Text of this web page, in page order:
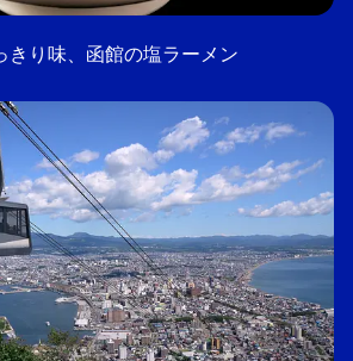
きり味、函館の塩ラーメン